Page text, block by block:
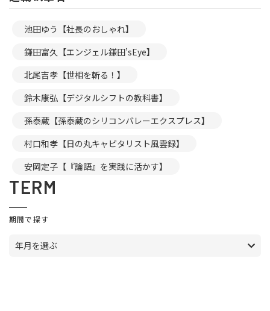
池田ゆう【社長のおしゃれ】
鎌田富久【エンジェル鎌田’sEye】
北尾吉孝【世相を斬る！】
鈴木康弘【デジタルシフトの教科書】
孫泰蔵【孫泰蔵のシリコンバレーエクスプレス】
村口和孝【日の丸キャピタリスト風雲録】
安岡定子【『論語』を実践に活かす】
TERM
期間で探す
年月を選ぶ